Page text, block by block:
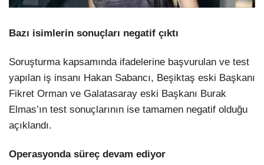
Bazı isimlerin sonuçları negatif çıktı
Soruşturma kapsamında ifadelerine başvurulan ve test
yapılan iş insanı Hakan Sabancı, Beşiktaş eski Başkanı
Fikret Orman ve Galatasaray eski Başkanı Burak
Elmas’ın test sonuçlarının ise tamamen negatif olduğu
açıklandı.
Operasyonda süreç devam ediyor